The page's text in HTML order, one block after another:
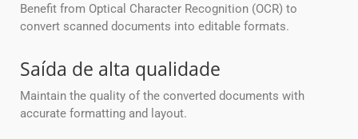
Benefit from Optical Character Recognition (OCR) to
convert scanned documents into editable formats.
Saída de alta qualidade
Maintain the quality of the converted documents with
accurate formatting and layout.